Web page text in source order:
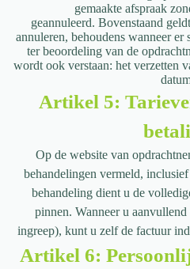
gemaakte afspraak
geannuleerd. Bovenstaand
annuleren, behoudens wanneer er
ter beoordeling van de
wordt ook verstaan: het verzetten
Artikel 5:
Op de website van
behandelingen vermeld,
behandeling dient u de
pinnen. Wanneer u
ingreep), kunt u zelf de factuur
Artikel 6: